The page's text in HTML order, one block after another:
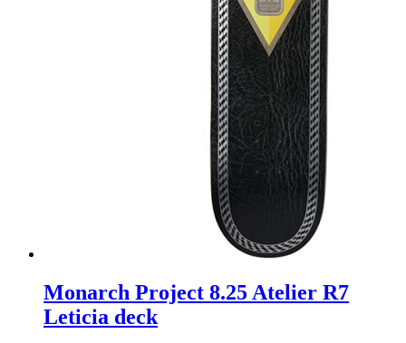
Monarch Project 8.25 Atelier R7
Leticia deck